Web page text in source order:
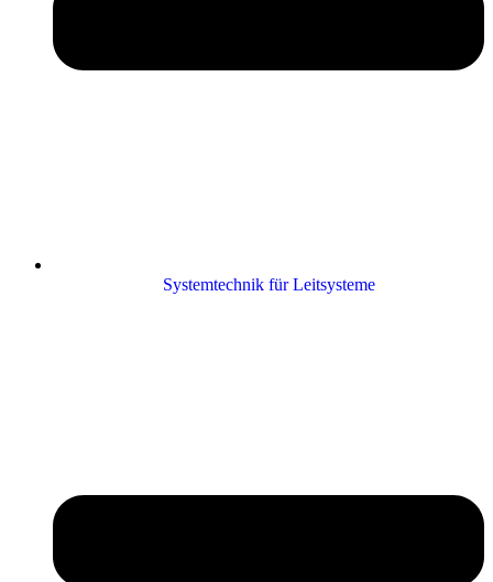
Systemtechnik für Leitsysteme